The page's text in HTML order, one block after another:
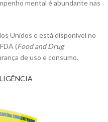
mental é abundante nas
Unidos e está disponível no
(Food and Drug
de uso e consumo.